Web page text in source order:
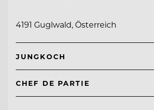
4191 Guglwald, Österreich
JUNGKOCH
CHEF DE PARTIE